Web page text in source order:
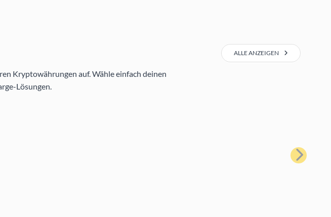
Kryptowährungen auf. Wähle einfach deinen
Lösungen.
ALLE ANZEIGEN
Weiter